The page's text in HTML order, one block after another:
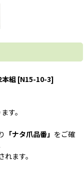
本組 [N15-10-3]
す。
「ナタ爪品番」 をご確
れます。